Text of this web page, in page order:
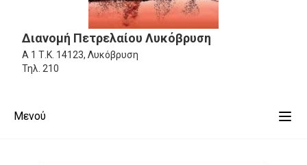
Διανομή Πετρελαίου Λυκόβρυση
Α 1 Τ.Κ. 14123, Λυκόβρυση
Τηλ. 210
Μενού